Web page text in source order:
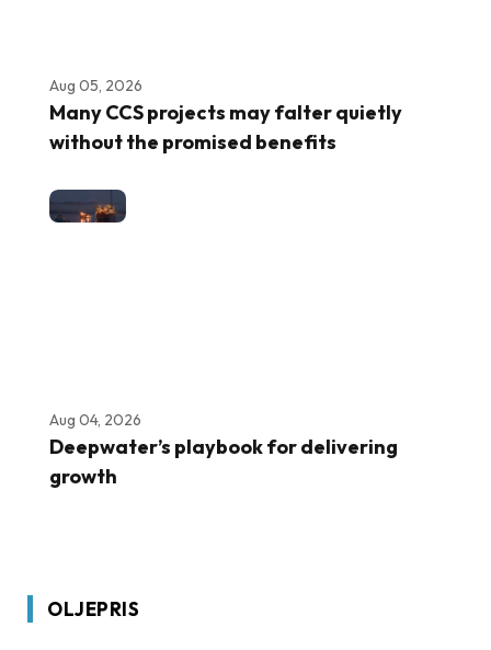
Aug 05, 2026
Many CCS projects may falter quietly
without the promised benefits
Aug 04, 2026
Deepwater’s playbook for delivering
growth
OLJEPRIS